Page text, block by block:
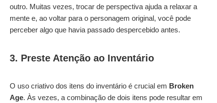
outro. Muitas vezes, trocar de perspectiva ajuda a relaxar a
mente e, ao voltar para o personagem original, você pode
perceber algo que havia passado despercebido antes.
3. Preste Atenção ao Inventário
O uso criativo dos itens do inventário é crucial em Broken
Age. Às vezes, a combinação de dois itens pode resultar em